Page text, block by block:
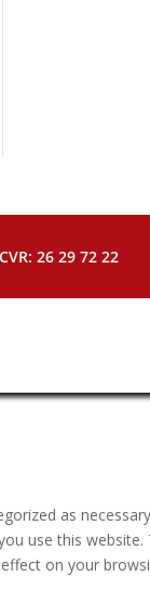
26 29 72 22
as
use this
on your